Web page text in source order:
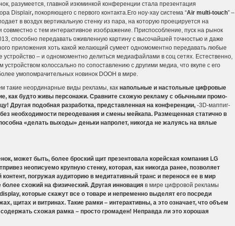
разумеется, главной изюминкой конференции стала презентация
Displair, покоряющего с первого контакта.Его ноу-хау система “Air mul ti-touch” –
в воздух вертикальную стенку из пара, на которую проецируется на
с тем интерактивное изображение. Приспособление, пуск на рынок
способно передавать оживленную картину с высочайшей точностью и даже
приложения хоть какой желающий сумеет одномоментно передавать любые
– и одномоментно делиться медиафайлами в соц сетях. Естественно,
устройством колоссально по сопоставлению с другими медиа, что вкупе с его
умопомрачительных новинок DOOH в мире.
такие неординарные виды рекламы, как напольные и настольные цифровые
как будто живы персонажи. Сравните схожую рекламу с обычными промо-
Другая подобная разработка, представленная на конференции, -3D-маппиг-
необходимости переодевания и смены мейкапа. Размещенная статично в
«делать выходы» деньки напролет, никогда не жалуясь на вялые
может быть, более броский щит презентовала корейская компания LG
неописуемо крупную стенку, которая, как никогда ранее, позволяет
погружая аудиторию в медитативный транс и перенося ее в мир
схожий на физический. Другая инновация в мире цифровой рекламы
, которые скажут все о товаре и непременно выделят его посреди
щитах и витринах. Такие рамки – интерактивны, а это означает, что объем
схожая рамка – просто громаден! Неправда ли это хорошая